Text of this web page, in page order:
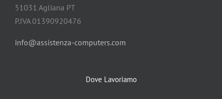
51031 Agliana PT
P.IVA 01390920476
info@assistenza-computers.com
Dove Lavoriamo